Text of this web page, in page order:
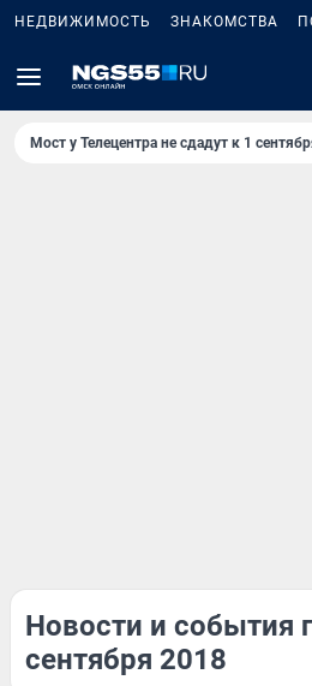
НЕДВИЖИМОСТЬ ЗНАКОМСТВА
Мост у Телецентра не сдадут к 1
Новости и события
сентября 2018